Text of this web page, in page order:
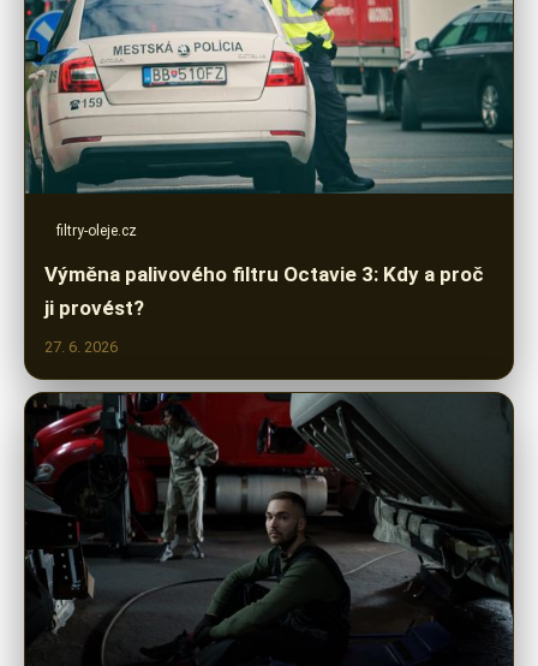
filtry-oleje.cz
Výměna palivového filtru Octavie 3: Kdy a proč
ji provést?
27. 6. 2026